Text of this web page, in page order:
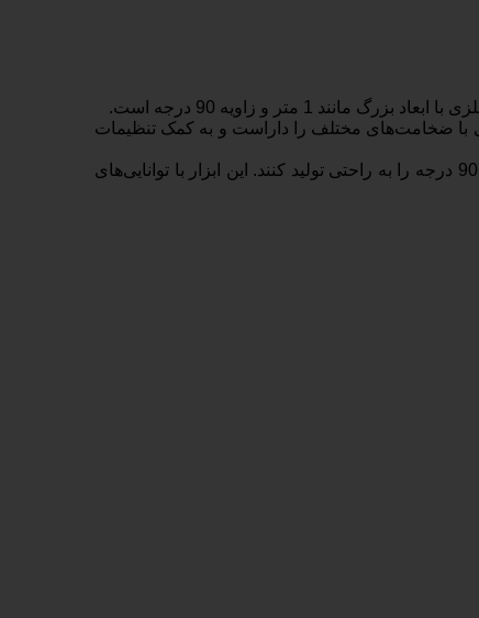
و زاویه 90 درجه است.
با ضخامت‌های مختلف را داراست و به کمک تنظیمات
با استفاده از سرپیک برش زینسر موریس، کاربران قادر خواهند بود تا مواد فلزی را به صورت دقیق و صاف ببرند و ابعاد دقیق 1 متر و زاویه 90 درجه را به راحتی تولید کنند. این ابزار با توانایی‌های